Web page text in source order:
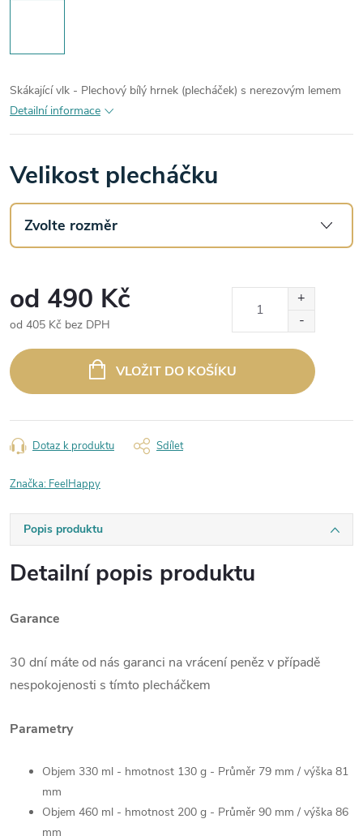
Skákající vlk - Plechový bílý hrnek (plecháček) s nerezovým lemem
Detailní informace
Velikost plecháčku
od 490 Kč
od 405 Kč bez DPH
cena:
VLOŽIT DO KOŠÍKU
Dotaz k produktu Sdílet
Značka: FeelHappy
Popis produktu
Detailní popis produktu
Garance
30 dní máte od nás garanci na vrácení peněz v případě
nespokojenosti s tímto plecháčkem
Parametry
Objem 330 ml - hmotnost 130 g - Průměr 79 mm / výška 81
mm
Objem 460 ml - hmotnost 200 g - Průměr 90 mm / výška 86
mm